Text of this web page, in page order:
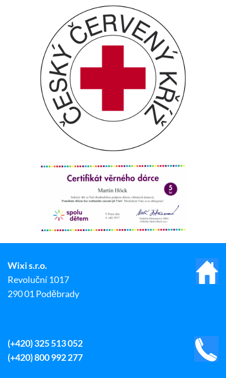
Wixi s.r.o.
Revoluční 1017
290 01 Poděbrady
(+420) 325 513 052
(+420) 800 992 277